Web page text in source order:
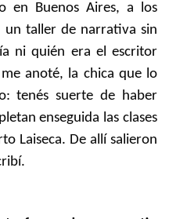
en Buenos Aires, a los
un taller de narrativa sin
ni quién era el escritor
anoté, la chica que lo
tenés suerte de haber
enseguida las clases
Laiseca. De allí salieron